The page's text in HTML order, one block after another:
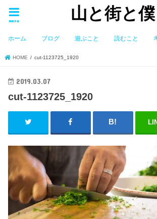
山と街と僕
menu
ホーム ブログ 遊ぶこと 読むこと
HOME cut-1123725_1920
2019.03.07
cut-1123725_1920